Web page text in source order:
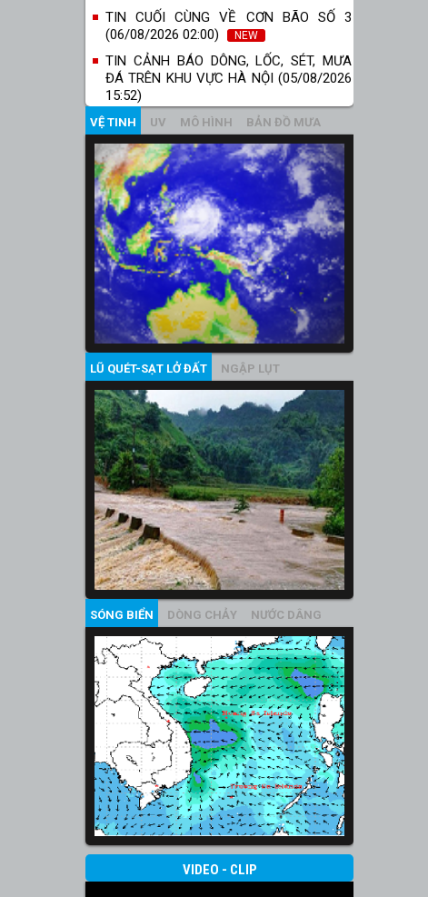
TIN CUỐI CÙNG VỀ CƠN BÃO SỐ 3
(06/08/2026 02:00)
NEW
TIN CẢNH BÁO DÔNG, LỐC, SÉT, MƯA
ĐÁ TRÊN KHU VỰC HÀ NỘI (05/08/2026
15:52)
VỆ TINH UV MÔ HÌNH BẢN ĐỒ MƯA
LŨ QUÉT-SẠT LỞ ĐẤT NGẬP LỤT
SÓNG BIỂN DÒNG CHẢY NƯỚC DÂNG
VIDEO - CLIP